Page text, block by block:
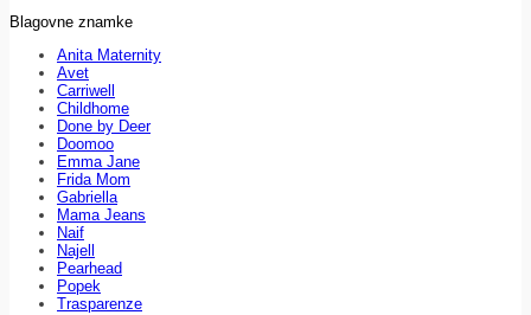
Blagovne znamke
Anita Maternity
Avet
Carriwell
Childhome
Done by Deer
Doomoo
Emma Jane
Frida Mom
Gabriella
Mama Jeans
Naif
Najell
Pearhead
Popek
Trasparenze